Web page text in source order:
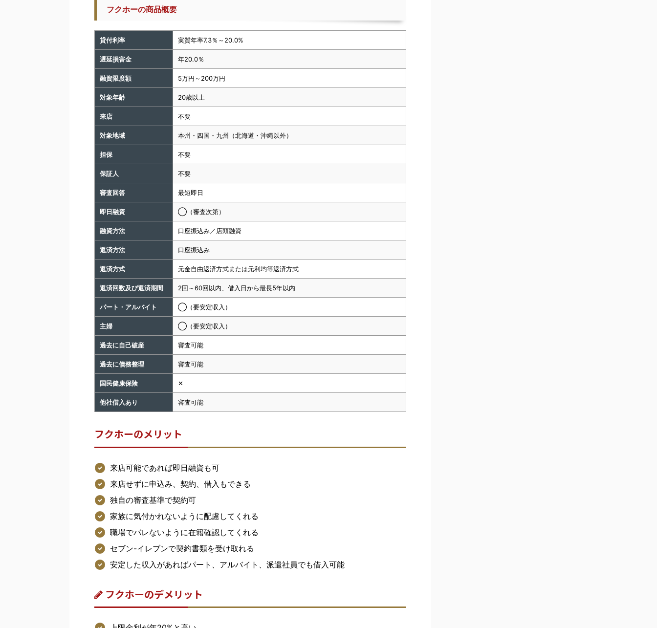
フクホーの商品概要
貸付利率 実質年率7.3％～20.0%
遅延損害金 年20.0％
融資限度額 5万円～200万円
対象年齢 20歳以上
来店 不要
対象地域 本州・四国・九州（北海道・沖縄以外）
担保 不要
保証人 不要
審査回答 最短即日
即日融資 ◯（審査次第）
融資方法 口座振込み／店頭融資
返済方法 口座振込み
返済方式 元金自由返済方式または元利均等返済方式
返済回数及び返済期間 2回～60回以内、借入日から最長5年以内
パート・アルバイト ◯（要安定収入）
主婦 ◯（要安定収入）
過去に自己破産 審査可能
過去に債務整理 審査可能
国民健康保険 ✕
他社借入あり 審査可能
フクホーのメリット
来店可能であれば即日融資も可
来店せずに申込み、契約、借入もできる
独自の審査基準で契約可
家族に気付かれないように配慮してくれる
職場でバレないように在籍確認してくれる
セブン-イレブンで契約書類を受け取れる
安定した収入があればパート、アルバイト、派遣社員でも借入可能
フクホーのデメリット